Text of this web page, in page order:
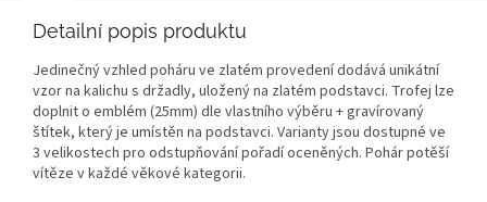
Detailní popis produktu
Jedinečný vzhled poháru ve zlatém provedení dodává unikátní
vzor na kalichu s držadly, uložený na zlatém podstavci. Trofej lze
doplnit o emblém (25mm) dle vlastního výběru + gravírovaný
štítek, který je umístěn na podstavci. Varianty jsou dostupné ve
3 velikostech pro odstupňování pořadí oceněných. Pohár potěší
vítěze v každé věkové kategorii.